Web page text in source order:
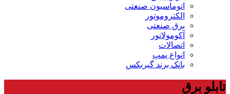
اتوماسیون صنعتی
الکتروموتور
برق صنعتی
آکومولاتور
اتصالات
انواع پمپ
بانک برند گیربکس
تابلو برق